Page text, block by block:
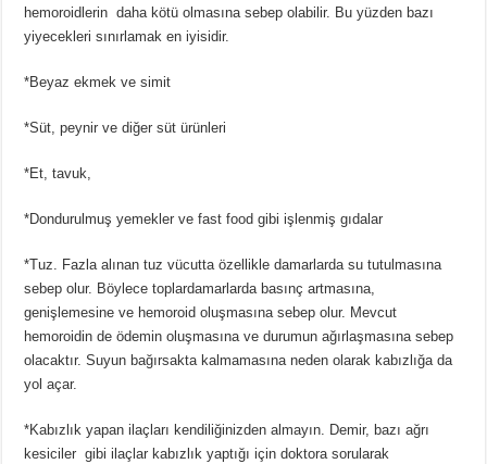
hemoroidlerin daha kötü olmasına sebep olabilir. Bu yüzden bazı
yiyecekleri sınırlamak en iyisidir.
*Beyaz ekmek ve simit
*Süt, peynir ve diğer süt ürünleri
*Et, tavuk,
*Dondurulmuş yemekler ve fast food gibi işlenmiş gıdalar
*Tuz. Fazla alınan tuz vücutta özellikle damarlarda su tutulmasına
sebep olur. Böylece toplardamarlarda basınç artmasına,
genişlemesine ve hemoroid oluşmasına sebep olur. Mevcut
hemoroidin de ödemin oluşmasına ve durumun ağırlaşmasına sebep
olacaktır. Suyun bağırsakta kalmamasına neden olarak kabızlığa da
yol açar.
*Kabızlık yapan ilaçları kendiliğinizden almayın. Demir, bazı ağrı
kesiciler gibi ilaçlar kabızlık yaptığı için doktora sorularak